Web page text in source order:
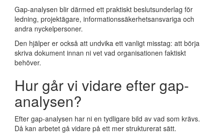
Gap-analysen blir därmed ett praktiskt beslutsunderlag för
ledning, projektägare, informationssäkerhetsansvariga och
andra nyckelpersoner.
Den hjälper er också att undvika ett vanligt misstag: att börja
skriva dokument innan ni vet vad organisationen faktiskt
behöver.
Hur går vi vidare efter gap-
analysen?
Efter gap-analysen har ni en tydligare bild av vad som krävs.
Då kan arbetet gå vidare på ett mer strukturerat sätt.